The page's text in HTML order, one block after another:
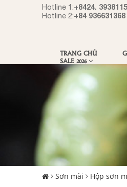
Hotline 1:+8424.
Hotline 2:+84 936631368
TRANG CHỦ
SALE 2026
Sơn mài Hộp sơn